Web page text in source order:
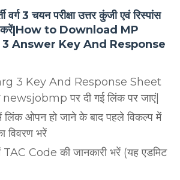
वर्ग 3 चयन परीक्षा उत्तर कुंजी एवं रिस्पांस
करें|How to Download MP
Answer Key And Response
3 Key And Response Sheet
पर दी गई लिंक पर जाएं|
ओपन हो जाने के बाद पहले विकल्प में
विवरण भरें
Code की जानकारी भरें (यह एडमिट